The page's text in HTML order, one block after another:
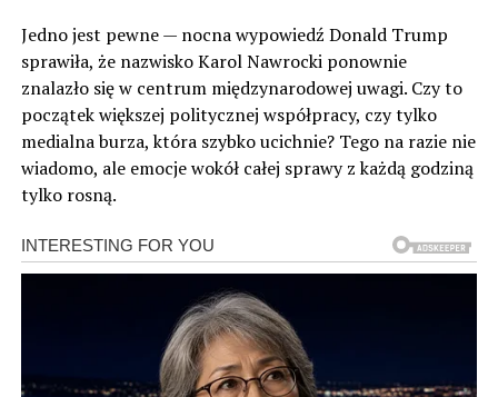
Jedno jest pewne — nocna wypowiedź Donald Trump
sprawiła, że nazwisko Karol Nawrocki ponownie
znalazło się w centrum międzynarodowej uwagi. Czy to
początek większej politycznej współpracy, czy tylko
medialna burza, która szybko ucichnie? Tego na razie nie
wiadomo, ale emocje wokół całej sprawy z każdą godziną
tylko rosną.